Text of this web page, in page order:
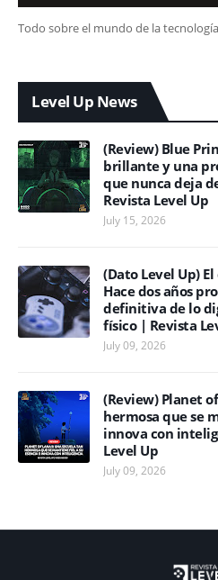
Todo sobre el mundo de la
Level Up News
(Review) Blue
brillante y una
que nunca deja
Revista Level Up
July 15, 2026
(Dato Level Up)
Hace dos años
definitiva de lo
físico | Revista
July 09, 2026
(Review) Planet
hermosa que se
innova con
Level Up
July 09, 2026